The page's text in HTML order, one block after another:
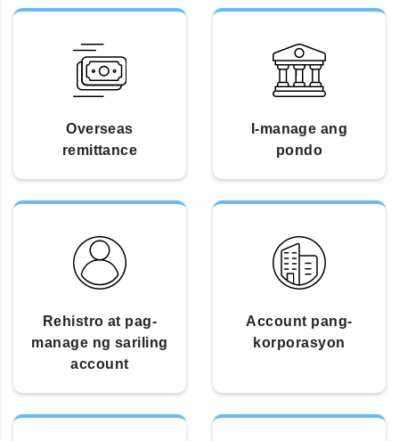
Overseas
remittance
I-manage ang
pondo
Rehistro at pag-
manage ng sariling
account
Account pang-
korporasyon